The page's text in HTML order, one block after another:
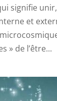
signifie
et
» de l’être...